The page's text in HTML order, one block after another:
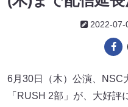
2022-07-
6月30日（木）公演、NSC
「RUSH 2部」が、大好